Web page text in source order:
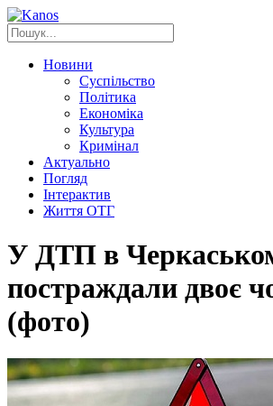
Новини
Суспільство
Політика
Економіка
Культура
Кримінал
Актуально
Погляд
Інтерактив
Життя ОТГ
У ДТП в
постраждали двоє
(фото)